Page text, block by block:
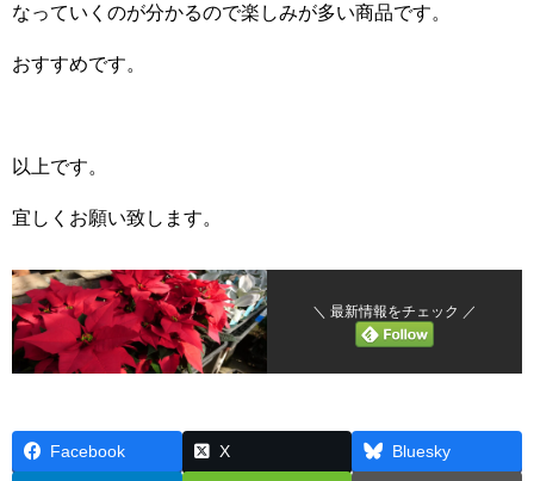
なっていくのが分かるので楽しみが多い商品です。
おすすめです。
以上です。
宜しくお願い致します。
＼ 最新情報をチェック ／
Facebook X Bluesky